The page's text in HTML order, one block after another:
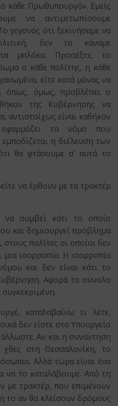
κάθε Πρωθυπουργό». Εμείς
να αντιμετωπίσουμε
γεγονός ότι ξεκινήσαμε να
δεν το κάναμε
μπλόκα. Προσέξτε, το
ο κάθε πολίτης, η κάθε
είτε κατά μόνας να
όπως, όμως, προβλέπει ο
της Κυβέρνησης να
αντιστοίχως είναι καθήκον
το νόμο που
η διέλευση των
θα φτάσουμε σ’ αυτό το
να έρθουν με τα τρακτέρ
να συμβεί κάτι το οποίο
και δημιουργεί πρόβλημα
πολίτες οι οποίοι δεν
μια ισορροπία. Η ισορροπία
και δεν είναι κάτι το
Αφορά το σύνολο
καταλαβαίνω τι λέτε,
δεν είστε στο Υπουργείο
Αν και η συνάντηση
στη Θεσσαλονίκη, το
Αλλά τώρα είναι ένα
να το καταλάβουμε. Από τη
με τρακτέρ, που επιμένουν
το αν θα κλείσουν δρόμους